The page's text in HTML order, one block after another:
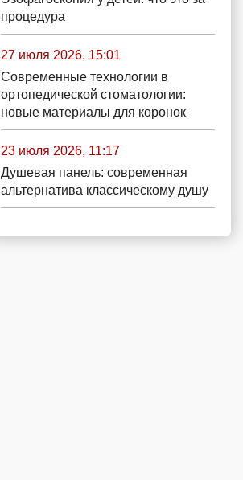
процедура
27 июля 2026, 15:01
Современные технологии в
ортопедической стоматологии:
новые материалы для коронок
23 июля 2026, 11:17
Душевая панель: современная
альтернатива классическому душу